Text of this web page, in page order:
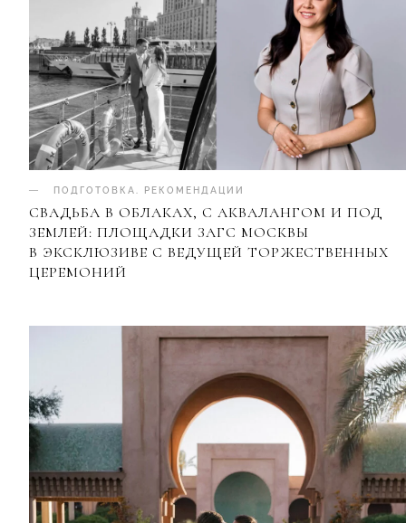
ПОДГОТОВКА. РЕКОМЕНДАЦИИ
СВАДЬБА В ОБЛАКАХ, С АКВАЛАНГОМ И ПОД
ЗЕМЛЕЙ: ПЛОЩАДКИ ЗАГС МОСКВЫ
В ЭКСКЛЮЗИВЕ С ВЕДУЩЕЙ ТОРЖЕСТВЕННЫХ
ЦЕРЕМОНИЙ